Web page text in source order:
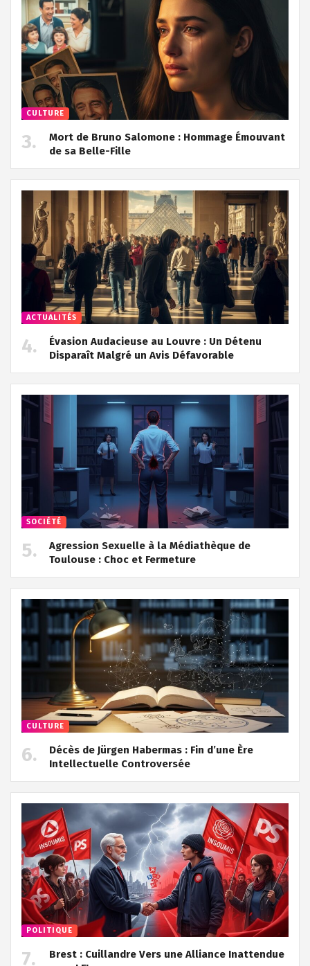
CULTURE
Mort de Bruno Salomone : Hommage Émouvant
de sa Belle-Fille
ACTUALITÉS
Évasion Audacieuse au Louvre : Un Détenu
Disparaît Malgré un Avis Défavorable
SOCIÉTÉ
Agression Sexuelle à la Médiathèque de
Toulouse : Choc et Fermeture
CULTURE
Décès de Jürgen Habermas : Fin d’une Ère
Intellectuelle Controversée
POLITIQUE
Brest : Cuillandre Vers une Alliance Inattendue